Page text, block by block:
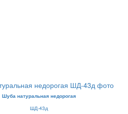
Шуба натуральная недорогая
ШД-43д